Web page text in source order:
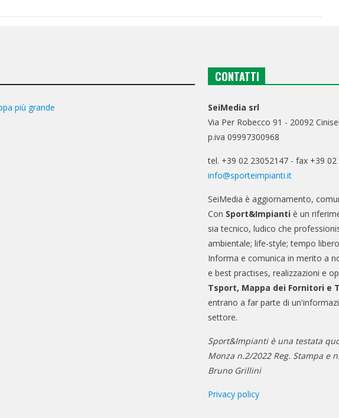
CONTATTI
SeiMedia srl
Via Per Robecco 91 - 20092
p.iva 09997300968
tel. +39 02 23052147 - fax +39 02
info@sporteimpianti.it
SeiMedia è aggiornamento,
Con Sport&Impianti è un
sia tecnico, ludico che
ambientale; life-style; tempo
Informa e comunica in merito a
e best practises, realizzazioni e
Tsport, Mappa dei Fornitori e
entrano a far parte di
settore.
Sport&Impianti è una testata
Monza n.2/2022 Reg. Stampa e
Bruno Grillini
Privacy policy